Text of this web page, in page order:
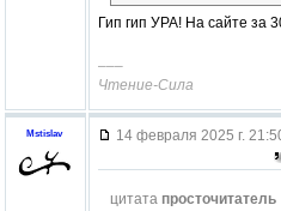
Гип гип УРА! На сайте за
–––
Чтение-Сила
Mstislav
14 февраля 2025 г.
цитата просточитатель